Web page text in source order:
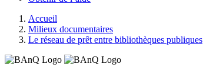
Accueil
Milieux documentaires
Le réseau de prêt entre bibliothèques publiques